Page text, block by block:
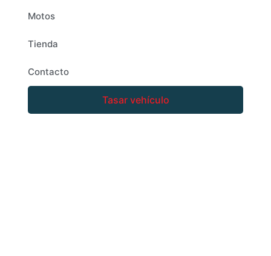
Motos
Tienda
Contacto
Tasar vehículo